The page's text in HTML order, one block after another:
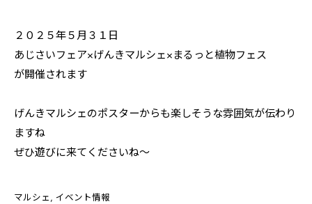
２０２５年５月３１日
あじさいフェア×げんきマルシェ×まるっと植物フェス
が開催されます
げんきマルシェのポスターからも楽しそうな雰囲気が伝わり
ますね
ぜひ遊びに来てくださいね～
マルシェ イベント情報